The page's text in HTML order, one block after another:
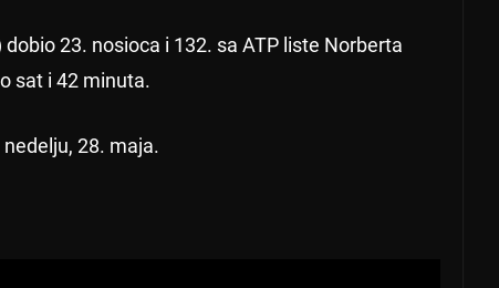
23. nosioca i 132. sa ATP liste Norberta
sat i 42 minuta.
28. maja.